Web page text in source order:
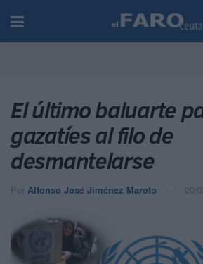
El último baluarte
gazatíes al filo de
desmantelarse
Por Alfonso José Jiménez Maroto